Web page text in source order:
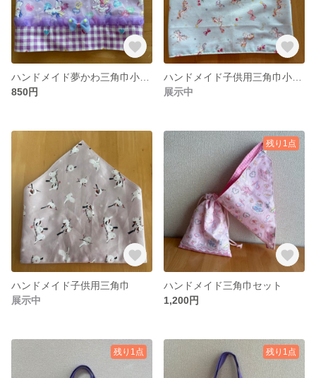
850円
展示中
ハンドメイド子供用三角巾
展示中
残り1点
ハンドメイド三角巾セット
1,200円
残り1点 残り1点